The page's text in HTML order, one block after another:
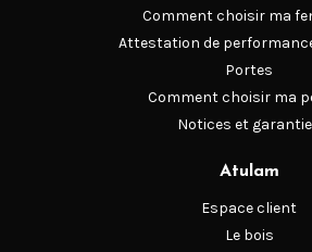
Comment choisir ma
Attestation de
Portes
Comment choisir ma
Notices et
Atulam
Espace client
Le bois